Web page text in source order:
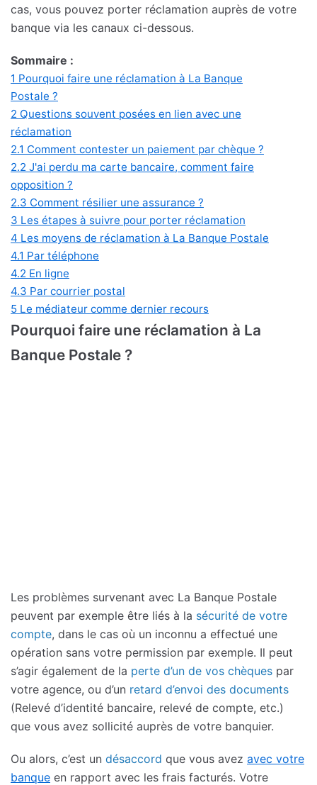
cas, vous pouvez porter réclamation auprès de votre
banque via les canaux ci-dessous.
Sommaire :
1 Pourquoi faire une réclamation à La Banque
Postale ?
2 Questions souvent posées en lien avec une
réclamation
2.1 Comment contester un paiement par chèque ?
2.2 J'ai perdu ma carte bancaire, comment faire
opposition ?
2.3 Comment résilier une assurance ?
3 Les étapes à suivre pour porter réclamation
4 Les moyens de réclamation à La Banque Postale
4.1 Par téléphone
4.2 En ligne
4.3 Par courrier postal
5 Le médiateur comme dernier recours
Pourquoi faire une réclamation à La
Banque Postale ?
Les problèmes survenant avec La Banque Postale
peuvent par exemple être liés à la sécurité de votre
compte, dans le cas où un inconnu a effectué une
opération sans votre permission par exemple. Il peut
s’agir également de la perte d’un de vos chèques par
votre agence, ou d’un retard d’envoi des documents
(Relevé d’identité bancaire, relevé de compte, etc.)
que vous avez sollicité auprès de votre banquier.
Ou alors, c’est un désaccord que vous avez avec votre
banque en rapport avec les frais facturés. Votre